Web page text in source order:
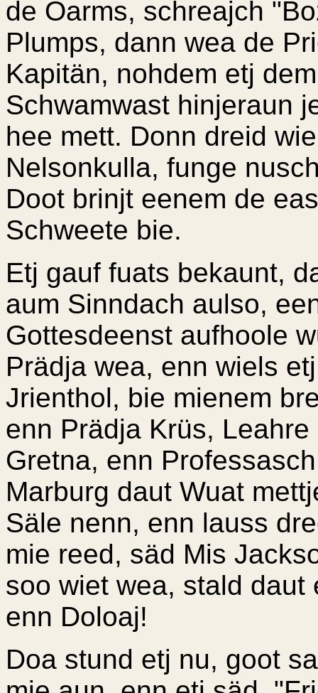
de Oarms, schreajch
Plumps, dann wea de
Kapitän, nohdem etj
Schwamwast hinjeraun
hee mett. Donn dreid
Nelsonkulla, funge
Doot brinjt eenem de
Schweete bie.
Etj gauf fuats bekaunt,
aum Sinndach aulso,
Gottesdeenst aufhoole
Prädja wea, enn wiels
Jrienthol, bie mienem
enn Prädja Krüs,
Gretna, enn
Marburg daut Wuat
Säle nenn, enn lauss
mie reed, säd Mis
soo wiet wea, stald
enn Doloaj!
Doa stund etj nu, goot